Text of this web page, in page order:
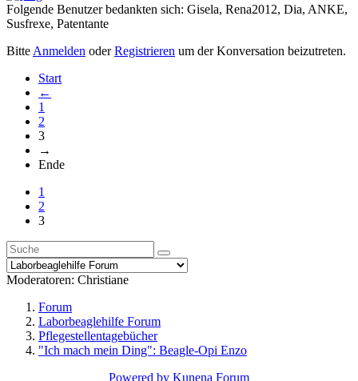
Folgende Benutzer bedankten sich: Gisela, Rena2012, Dia, ANKE,
Susfrexe, Patentante
Bitte Anmelden oderRegistrieren um der Konversation beizutreten.
Start
←
1
2
3
→
Ende
1
2
3
Moderatoren: Christiane
Forum
Laborbeaglehilfe Forum
Pflegestellentagebücher
"Ich mach mein Ding": Beagle-Opi Enzo
Powered by Kunena Forum